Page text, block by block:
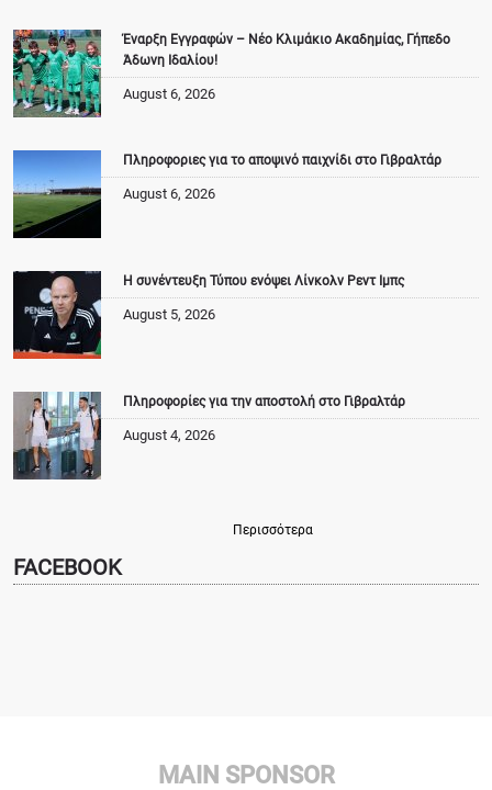
Έναρξη Εγγραφών – Νέο Κλιμάκιο Ακαδημίας, Γήπεδο
Άδωνη Ιδαλίου!
August 6, 2026
Πληροφοριες για το αποψινό παιχνίδι στο Γιβραλτάρ
August 6, 2026
Η συνέντευξη Τύπου ενόψει Λίνκολν Ρεντ Ιμπς
August 5, 2026
Πληροφορίες για την αποστολή στο Γιβραλτάρ
August 4, 2026
Περισσότερα
FACEBOOK
MAIN SPONSOR